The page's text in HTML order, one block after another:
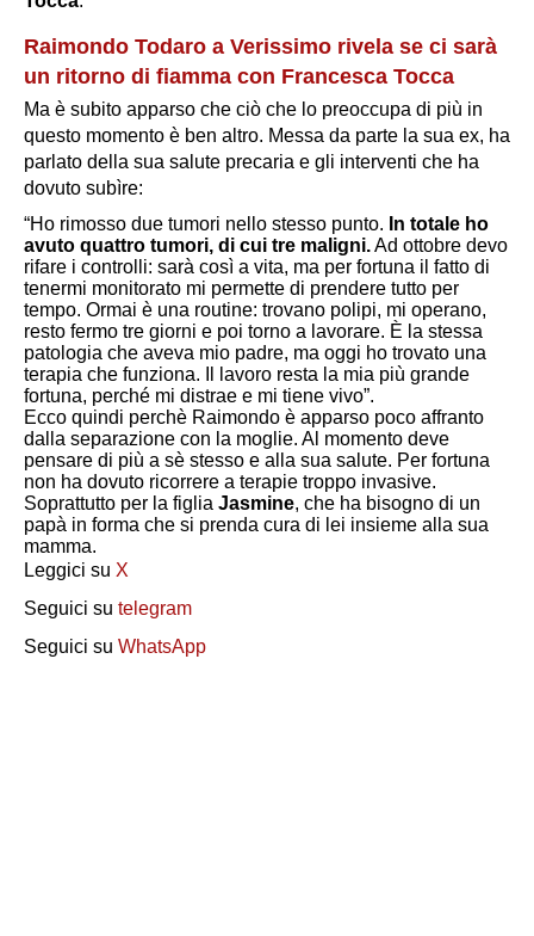
Raimondo Todaro a Verissimo rivela se ci sarà
un ritorno di fiamma con Francesca Tocca
Ma è subito apparso che ciò che lo preoccupa di più in
questo momento è ben altro. Messa da parte la sua ex, ha
parlato della sua salute precaria e gli interventi che ha
dovuto subìre:
“Ho rimosso due tumori nello stesso punto. In totale ho
avuto quattro tumori, di cui tre maligni.Ad ottobre devo
rifare i controlli: sarà così a vita, ma per fortuna il fatto di
tenermi monitorato mi permette di prendere tutto per
tempo. Ormai è una routine: trovano polipi, mi operano,
resto fermo tre giorni e poi torno a lavorare. È la stessa
patologia che aveva mio padre, ma oggi ho trovato una
terapia che funziona. Il lavoro resta la mia più grande
fortuna, perché mi distrae e mi tiene vivo”.
Ecco quindi perchè Raimondo è apparso poco affranto
dalla separazione con la moglie. Al momento deve
pensare di più a sè stesso e alla sua salute. Per fortuna
non ha dovuto ricorrere a terapie troppo invasive.
Soprattutto per la figlia Jasmine, che ha bisogno di un
papà in forma che si prenda cura di lei insieme alla sua
mamma.
Leggici su X
Seguici su telegram
Seguici su WhatsApp